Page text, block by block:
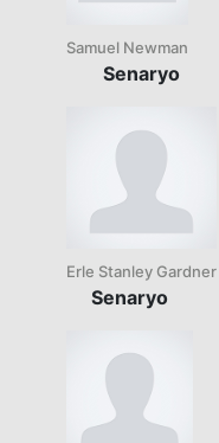
Samuel Newman
Senaryo
Erle Stanley Gardner
Senaryo